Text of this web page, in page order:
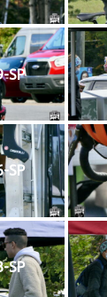
SP
SP
SP